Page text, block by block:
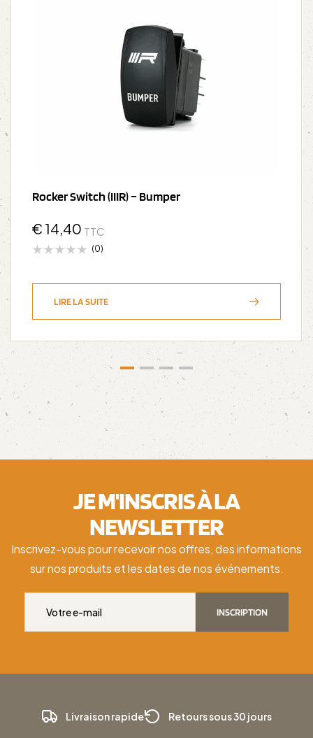
Rocker Switch (IIIR) – Bumper
€ 14,40 TTC
(0)
LIRE LA SUITE
JE M'INSCRIS À LA
NEWSLETTER
Inscrivez-vous pour recevoir nos offres, des informations
sur nos produits et les dates de nos événements.
INSCRIPTION
Livraison rapide Retours sous 30 jours